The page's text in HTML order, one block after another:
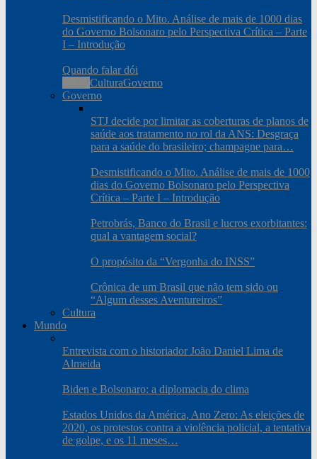
Desmistificando o Mito. Análise de mais de 1000 dias
do Governo Bolsonaro pelo Perspectiva Crítica – Parte
I – Introdução
Quando falar dói
CulturaGoverno
Governo
STJ decide por limitar as coberturas de planos de
saúde aos tratamento no rol da ANS: Desgraça
para a saúde do brasileiro; champagne para…
Desmistificando o Mito. Análise de mais de 1000
dias do Governo Bolsonaro pelo Perspectiva
Crítica – Parte I – Introdução
Petrobrás, Banco do Brasil e lucros exorbitantes:
qual a vantagem social?
O propósito da “Vergonha do INSS”
Crônica de um Brasil que não tem sido ou
“Algum desses Aventureiros”
Cultura
Mundo
Entrevista com o historiador João Daniel Lima de
Almeida
Biden e Bolsonaro: a diplomacia do clima
Estados Unidos da América, Ano Zero: As eleições de
2020, os protestos contra a violência policial, a tentativa
de golpe, e os 11 meses…